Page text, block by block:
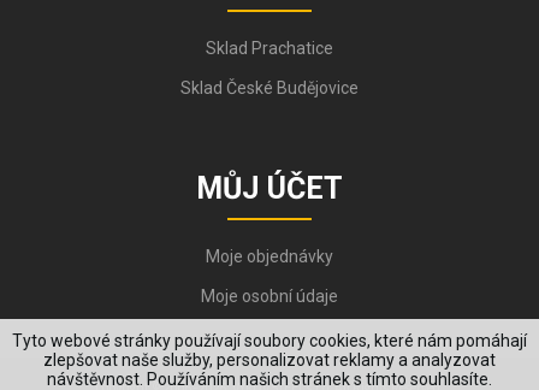
Tyto webové stránky používají soubory cookies, které nám pomáhají
zlepšovat naše služby, personalizovat reklamy a analyzovat
návštěvnost. Používáním našich stránek s tímto souhlasíte.
Sklad Prachatice
Sklad České Budějovice
MŮJ ÚČET
Moje objednávky
Moje osobní údaje